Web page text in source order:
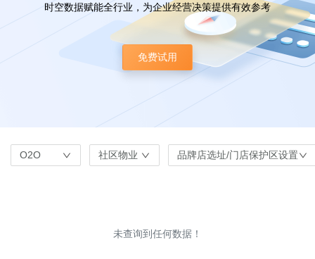
时空数据赋能全行业，为企业经营决策提供有效参考
免费试用
O2O 社区物业 品牌店选址/门店保护区设置
未查询到任何数据！